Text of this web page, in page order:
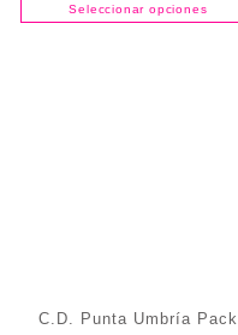
Seleccionar opciones
C.D. Punta Umbría Pack